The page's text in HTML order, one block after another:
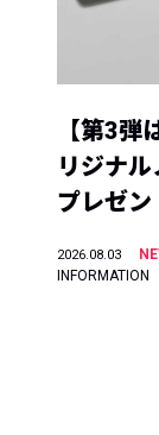
【第3弾
リジナ
プレゼン
2026.08.03
INFORMATION